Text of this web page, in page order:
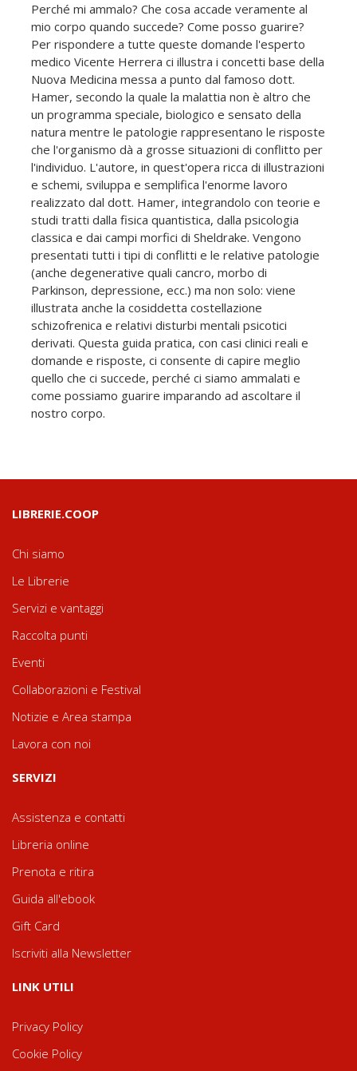
Perché mi ammalo? Che cosa accade veramente al
mio corpo quando succede? Come posso guarire?
Per rispondere a tutte queste domande l'esperto
medico Vicente Herrera ci illustra i concetti base della
Nuova Medicina messa a punto dal famoso dott.
Hamer, secondo la quale la malattia non è altro che
un programma speciale, biologico e sensato della
natura mentre le patologie rappresentano le risposte
che l'organismo dà a grosse situazioni di conflitto per
l'individuo. L'autore, in quest'opera ricca di illustrazioni
e schemi, sviluppa e semplifica l'enorme lavoro
realizzato dal dott. Hamer, integrandolo con teorie e
studi tratti dalla fisica quantistica, dalla psicologia
classica e dai campi morfici di Sheldrake. Vengono
presentati tutti i tipi di conflitti e le relative patologie
(anche degenerative quali cancro, morbo di
Parkinson, depressione, ecc.) ma non solo: viene
illustrata anche la cosiddetta costellazione
schizofrenica e relativi disturbi mentali psicotici
derivati. Questa guida pratica, con casi clinici reali e
domande e risposte, ci consente di capire meglio
quello che ci succede, perché ci siamo ammalati e
come possiamo guarire imparando ad ascoltare il
nostro corpo.
LIBRERIE.COOP
Chi siamo
Le Librerie
Servizi e vantaggi
Raccolta punti
Eventi
Collaborazioni e Festival
Notizie e Area stampa
Lavora con noi
SERVIZI
Assistenza e contatti
Libreria online
Prenota e ritira
Guida all'ebook
Gift Card
Iscriviti alla Newsletter
LINK UTILI
Privacy Policy
Cookie Policy